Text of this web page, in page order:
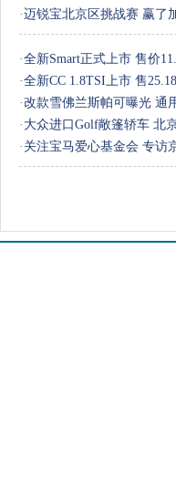
·迈锐宝北京区挑战赛 赢了
·全新Smart正式上市 售价
·全新CC 1.8TSI上市 售
·改款雪佛兰斯帕可曝光 通
· 大众进口Golf敞篷轿车 北
· 关注宝马爱心基金会 专访